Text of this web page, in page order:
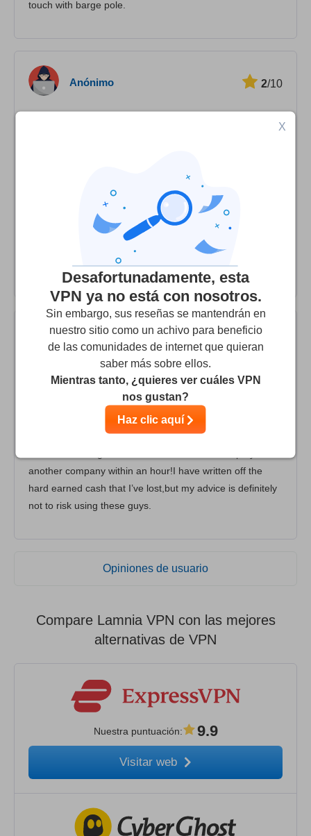
touch with barge pole.
Anónimo 2/10
wrongly claim my account was expiring every few months,
and actually disconnected it twice despite emails with
proof of payment. Finally they disconnected and never
responded to my emails (though they still spam me with
second rate offers). Avoid like the plague. There are
much cheaper and infinitely better services out there.
2
Please don’t waste your Time or Money
After paying a good sum of cash upfront,nothing worked
and received basically zero help,mainly just got
ignored,with the very odd “try this”email.After being
another company within an hour!I have written off the
hard earned cash that I’ve lost,but my advice is definitely
not to risk using these guys.
Opiniones de usuario
Compare Lamnia VPN con las mejores
alternativas de VPN
Nuestra puntuación: 9.9
Visitar web
X
Desafortunadamente, esta
VPN ya no está con nosotros.
Sin embargo, sus reseñas se mantendrán en
nuestro sitio como un achivo para beneficio
de las comunidades de internet que quieran
saber más sobre ellos.
Mientras tanto, ¿quieres ver cuáles VPN
nos gustan?
Haz clic aquí